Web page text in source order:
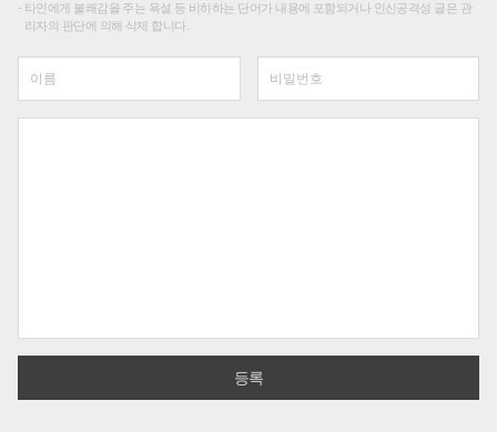
타인에게 불쾌감을 주는 욕설 등 비하하는 단어가 내용에 포함되거나 인신공격성 글은 관
리자의 판단에 의해 삭제 합니다.